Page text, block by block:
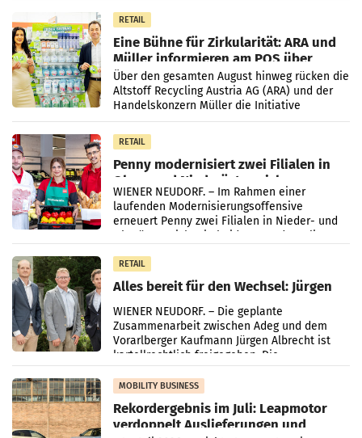
RETAIL
Eine Bühne für Zirkularität: ARA und
Müller informieren am POS über
Kreislauffähigkeit
Über den gesamten August hinweg rücken die
Altstoff Recycling Austria AG (ARA) und der
Handelskonzern Müller die Initiative
„Kreislauf-Helden“ in allen österreichischen
Müller-Filialen
RETAIL
Penny modernisiert zwei Filialen in
Ober- und Niederösterreich
WIENER NEUDORF. – Im Rahmen einer
laufenden Modernisierungsoffensive
erneuert Penny zwei Filialen in Nieder- und
Oberösterreich. Die beiden Standorte liegen
RETAIL
Alles bereit für den Wechsel: Jürgen
Albrecht setzt ab 1.1.2027 auf Adeg
WIENER NEUDORF. – Die geplante
Zusammenarbeit zwischen Adeg und dem
Vorarlberger Kaufmann Jürgen Albrecht ist
kartellrechtlich freigegeben: Die
Bundeswettbewerbsbehörde und der
Bundeskartellanwalt
MOBILITY BUSINESS
Rekordergebnis im Juli: Leapmotor
verdoppelt Auslieferungen und